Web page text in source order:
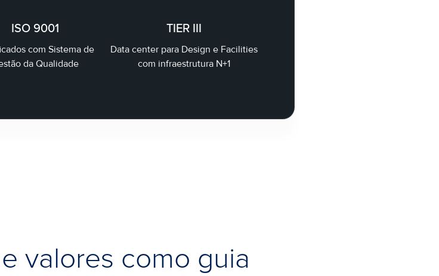
ISO 9001
com Sistema de
da Qualidade
TIER III
Data center para Design e Facilities
com infraestrutura N+1
valores como guia